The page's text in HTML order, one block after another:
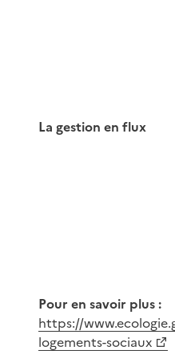
La gestion en flux
Pour en savoir plus :
https://
logements-sociaux